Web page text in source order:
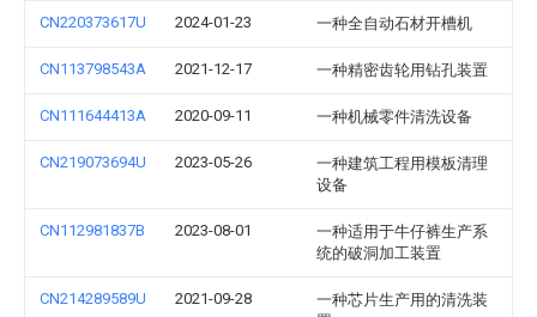
CN220373617U 2024-01-23 一种全自动石材开槽机
CN113798543A 2021-12-17 一种精密齿轮用钻孔装置
CN111644413A 2020-09-11 一种机械零件清洗设备
CN219073694U 2023-05-26
一种建筑工程用模板清理
设备
CN112981837B 2023-08-01
一种适用于牛仔裤生产系
统的破洞加工装置
CN214289589U 2021-09-28
一种芯片生产用的清洗装